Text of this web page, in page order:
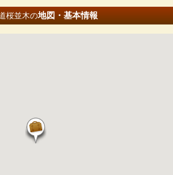
桜並木の地図・基本情報